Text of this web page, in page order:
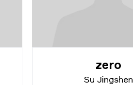
zero
Su Jingshen